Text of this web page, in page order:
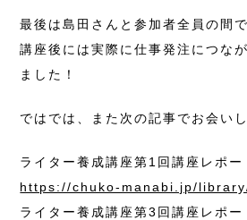
最後は島田さんと参加者全員の間
講座後には実際に仕事発注につな
ました！
ではでは、また次の記事でお会い
ライター養成講座第1回講座レポ
https://chuko-manabi.jp/
ライター養成講座第3回講座レポ